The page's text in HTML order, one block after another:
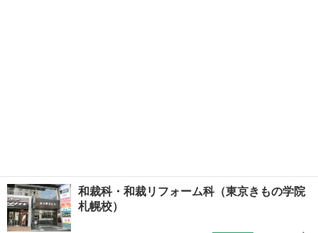
和裁科・和裁リフォーム科（東京きもの学院
札幌校）